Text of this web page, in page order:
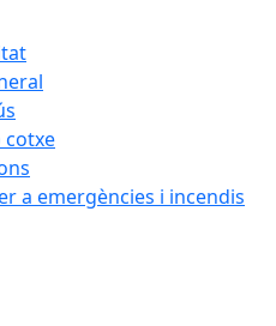
cotxe
a emergències i incendis